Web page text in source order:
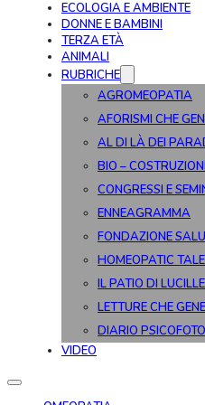
ECOLOGIA E AMBIENTE
DONNE E BAMBINI
TERZA ETÀ
ANIMALI
RUBRICHE
AGROMEOPATIA
AFORISMI CHE
AL DI LÀ DEI
BIO –
CONGRESSI E
ENNEAGRAMMA
FONDAZIONE
HOMEOPATIC
IL PATIO DI LUCILLE
LETTURE CHE
DIARIO
VIDEO